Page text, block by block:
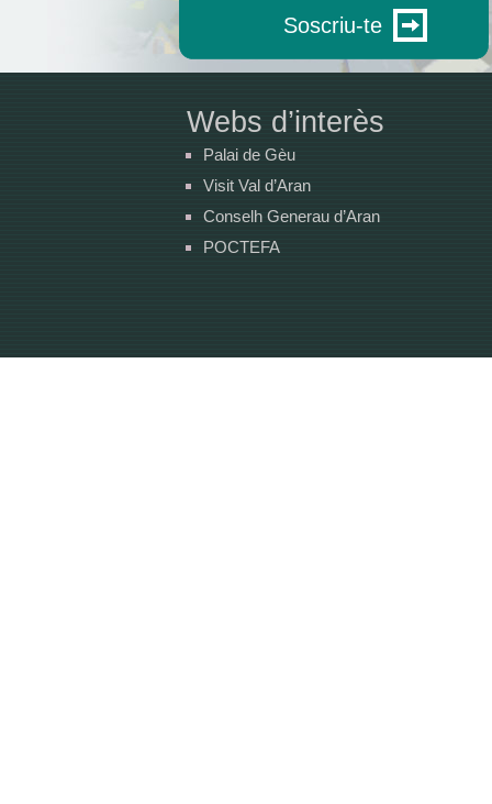
Soscriu-te
Webs d’interès
Palai de Gèu
Visit Val d’Aran
Conselh Generau d’Aran
POCTEFA